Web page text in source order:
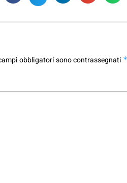
obbligatori sono contrassegnati *